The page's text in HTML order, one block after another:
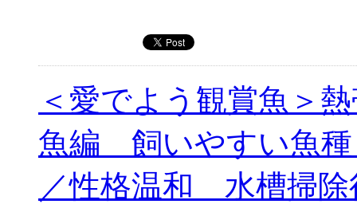
＜愛でよう観賞魚＞
魚編 飼いやすい魚種
／性格温和 水槽掃除